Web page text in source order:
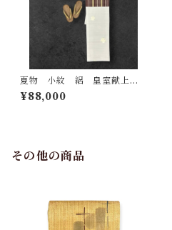
夏物 小紋 絽 皇室献上絹
江口機業（株） 証紙 反端付
き 絹鼠色の地 銀彩 四季
¥88,000
その他の商品